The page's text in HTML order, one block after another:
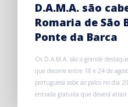
D.A.M.A. são
Romaria de São
Ponte da Barca
Os D.A.M.A. são o grande
que decorre entre 18 e 24 de
portuguesa sobe ao palco no dia
entrada gratuita que deverá atrair